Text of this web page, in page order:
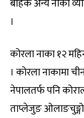
बाहेक अन्य नाका
।
कोरला नाका १२
। कोरला नाकामा
नेपालतर्फ पनि
ताप्लेजुङ